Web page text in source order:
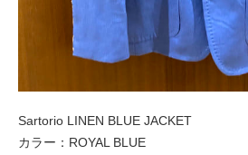
Sartorio LINEN BLUE JACKET
カラー：ROYAL BLUE